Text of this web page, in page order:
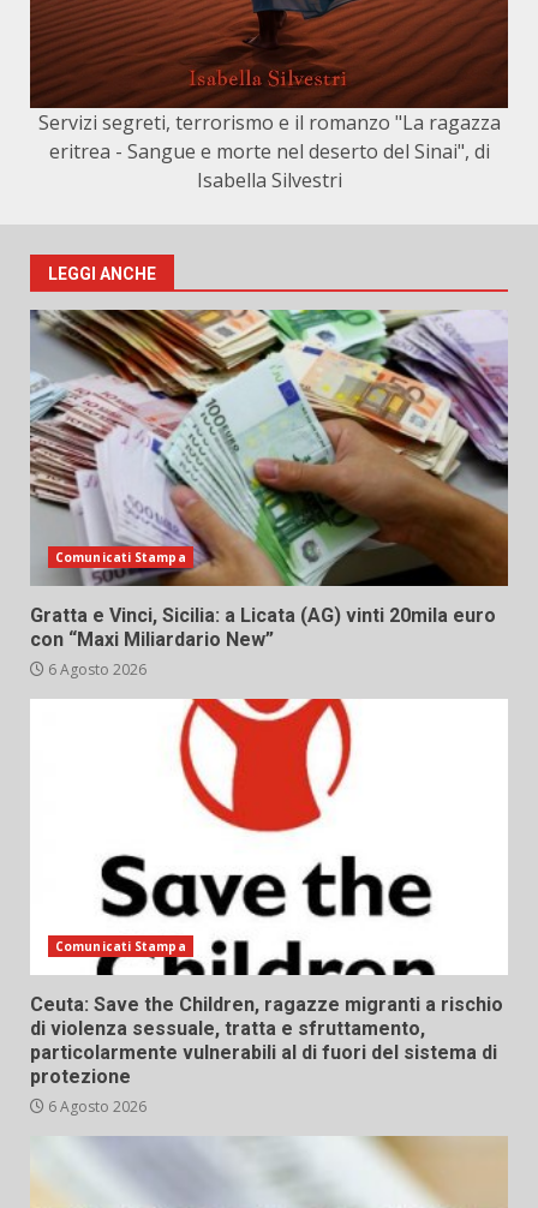
Servizi segreti, terrorismo e il romanzo "La ragazza
eritrea - Sangue e morte nel deserto del Sinai", di
Isabella Silvestri
LEGGI ANCHE
Comunicati Stampa
Gratta e Vinci, Sicilia: a Licata (AG) vinti 20mila euro
con “Maxi Miliardario New”
6 Agosto 2026
Comunicati Stampa
Ceuta: Save the Children, ragazze migranti a rischio
di violenza sessuale, tratta e sfruttamento,
particolarmente vulnerabili al di fuori del sistema di
protezione
6 Agosto 2026